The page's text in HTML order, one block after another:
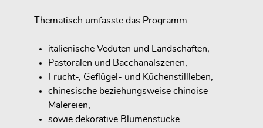
Thematisch umfasste das Programm:
italienische Veduten und Landschaften,
Pastoralen und Bacchanalszenen,
Frucht-, Geflügel- und Küchenstillleben,
chinesische beziehungsweise chinoise
Malereien,
sowie dekorative Blumenstücke.